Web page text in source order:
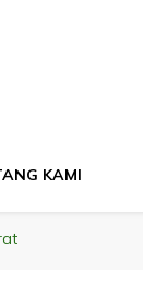
KAMI